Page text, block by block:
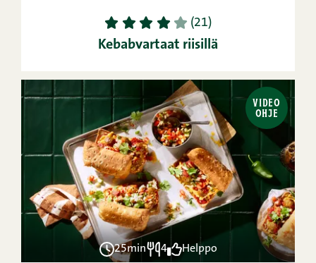
1 2 3 4 5 (21)
Kebabvartaat riisillä
VIDEO
OHJE
25min 4 Helppo